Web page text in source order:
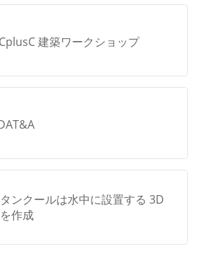
建築ワークショップ
ンクールは水中に設置する 3D
作成